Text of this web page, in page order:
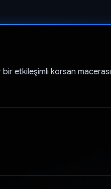
etkileşimli korsan macerası